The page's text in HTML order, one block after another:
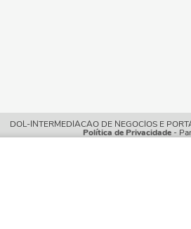
DOL-INTERMEDIACAO DE NEGOCIOS E
Política de Privacidade-